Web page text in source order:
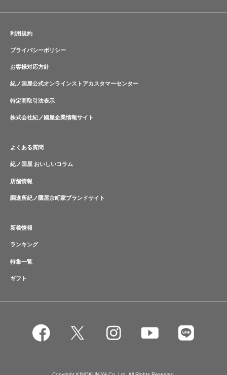
利用規約
プライバシーポリシー
お客様対応方針
紀ノ国屋公式オンラインストアカスタマーセンター
特定商取引法表示
株式会社紀ノ國屋企業情報サイト
よくある質問
紀ノ国屋 おいしいコラム
店舗情報
調進所紀ノ國屋京町家ブランドサイト
新着情報
ランキング
特集一覧
ギフト